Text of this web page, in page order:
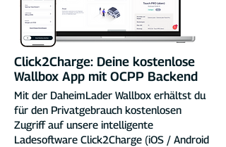
Click2Charge: Deine kostenlose
Wallbox App mit OCPP Backend
Mit der DaheimLader Wallbox erhältst du
für den Privatgebrauch kostenlosen
Zugriff auf unsere intelligente
Ladesoftware Click2Charge (iOS / Android